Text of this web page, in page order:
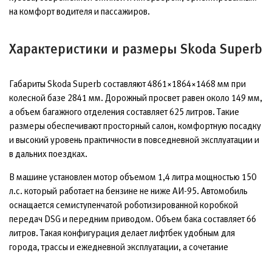
на комфорт водителя и пассажиров.
Характеристики и размеры Skoda Superb
Габариты Skoda Superb составляют 4861×1864×1468 мм при
колесной базе 2841 мм. Дорожный просвет равен около 149 мм,
а объем багажного отделения составляет 625 литров. Такие
размеры обеспечивают просторный салон, комфортную посадку
и высокий уровень практичности в повседневной эксплуатации и
в дальних поездках.
В машине установлен мотор объемом 1,4 литра мощностью 150
л.с. который работает на бензине не ниже АИ-95. Автомобиль
оснащается семиступенчатой роботизированной коробкой
передач DSG и передним приводом. Объем бака составляет 66
литров. Такая конфигурация делает лифтбек удобным для
города, трассы и ежедневной эксплуатации, а сочетание